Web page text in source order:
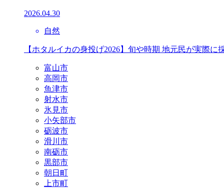
2026.04.30
自然
【ホタルイカの身投げ2026】旬や時期 地元民が実際に
富山市
高岡市
魚津市
射水市
氷見市
小矢部市
砺波市
滑川市
南砺市
黒部市
朝日町
上市町